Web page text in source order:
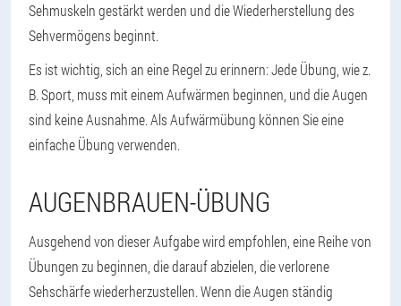
Sehmuskeln gestärkt werden und die Wiederherstellung des
Sehvermögens beginnt.
Es ist wichtig, sich an eine Regel zu erinnern: Jede Übung, wie z.
B. Sport, muss mit einem Aufwärmen beginnen, und die Augen
sind keine Ausnahme. Als Aufwärmübung können Sie eine
einfache Übung verwenden.
AUGENBRAUEN-ÜBUNG
Ausgehend von dieser Aufgabe wird empfohlen, eine Reihe von
Übungen zu beginnen, die darauf abzielen, die verlorene
Sehschärfe wiederherzustellen. Wenn die Augen ständig